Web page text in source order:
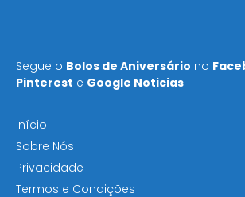
Segue o Bolos de Aniversário no
Pinterest e Google Noticias.
Início
Sobre Nós
Privacidade
Termos e Condições